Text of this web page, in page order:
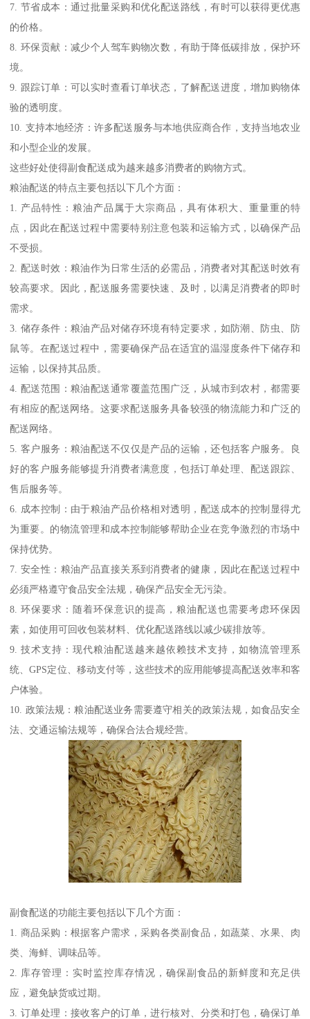
7. 节省成本：通过批量采购和优化配送路线，有时可以获得更优惠
的价格。
8. 环保贡献：减少个人驾车购物次数，有助于降低碳排放，保护环
境。
9. 跟踪订单：可以实时查看订单状态，了解配送进度，增加购物体
验的透明度。
10. 支持本地经济：许多配送服务与本地供应商合作，支持当地农业
和小型企业的发展。
这些好处使得副食配送成为越来越多消费者的购物方式。
粮油配送的特点主要包括以下几个方面：
1. 产品特性：粮油产品属于大宗商品，具有体积大、重量重的特
点，因此在配送过程中需要特别注意包装和运输方式，以确保产品
不受损。
2. 配送时效：粮油作为日常生活的必需品，消费者对其配送时效有
较高要求。因此，配送服务需要快速、及时，以满足消费者的即时
需求。
3. 储存条件：粮油产品对储存环境有特定要求，如防潮、防虫、防
鼠等。在配送过程中，需要确保产品在适宜的温湿度条件下储存和
运输，以保持其品质。
4. 配送范围：粮油配送通常覆盖范围广泛，从城市到农村，都需要
有相应的配送网络。这要求配送服务具备较强的物流能力和广泛的
配送网络。
5. 客户服务：粮油配送不仅仅是产品的运输，还包括客户服务。良
好的客户服务能够提升消费者满意度，包括订单处理、配送跟踪、
售后服务等。
6. 成本控制：由于粮油产品价格相对透明，配送成本的控制显得尤
为重要。的物流管理和成本控制能够帮助企业在竞争激烈的市场中
保持优势。
7. 安全性：粮油产品直接关系到消费者的健康，因此在配送过程中
必须严格遵守食品安全法规，确保产品安全无污染。
8. 环保要求：随着环保意识的提高，粮油配送也需要考虑环保因
素，如使用可回收包装材料、优化配送路线以减少碳排放等。
9. 技术支持：现代粮油配送越来越依赖技术支持，如物流管理系
统、GPS定位、移动支付等，这些技术的应用能够提高配送效率和客
户体验。
10. 政策法规：粮油配送业务需要遵守相关的政策法规，如食品安全
法、交通运输法规等，确保合法合规经营。
副食配送的功能主要包括以下几个方面：
1. 商品采购：根据客户需求，采购各类副食品，如蔬菜、水果、肉
类、海鲜、调味品等。
2. 库存管理：实时监控库存情况，确保副食品的新鲜度和充足供
应，避免缺货或过期。
3. 订单处理：接收客户的订单，进行核对、分类和打包，确保订单